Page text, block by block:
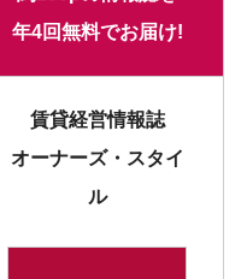
年4回無料でお届け!
賃貸経営情報誌
オーナーズ・スタイ
ル